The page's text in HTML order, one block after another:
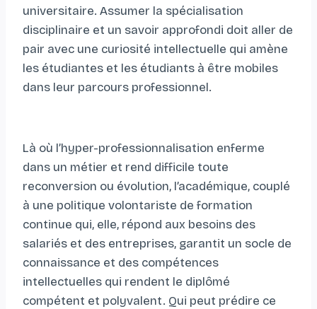
universitaire. Assumer la spécialisation
disciplinaire et un savoir approfondi doit aller de
pair avec une curiosité intellectuelle qui amène
les étudiantes et les étudiants à être mobiles
dans leur parcours professionnel.
Là où l’hyper-professionnalisation enferme
dans un métier et rend difficile toute
reconversion ou évolution, l’académique, couplé
à une politique volontariste de formation
continue qui, elle, répond aux besoins des
salariés et des entreprises, garantit un socle de
connaissance et des compétences
intellectuelles qui rendent le diplômé
compétent et polyvalent. Qui peut prédire ce